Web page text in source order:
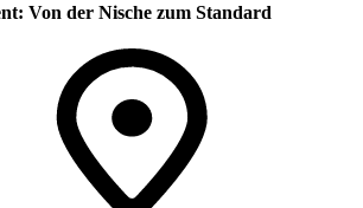
Von der Nische zum Standard